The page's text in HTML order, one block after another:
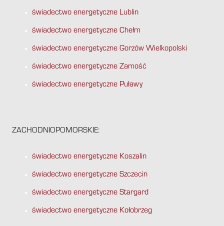
świadectwo energetyczne Lublin
świadectwo energetyczne Chełm
świadectwo energetyczne Gorzów Wielkopolski
świadectwo energetyczne Zamość
świadectwo energetyczne Puławy
ZACHODNIOPOMORSKIE:
świadectwo energetyczne Koszalin
świadectwo energetyczne Szczecin
świadectwo energetyczne Stargard
świadectwo energetyczne Kołobrzeg